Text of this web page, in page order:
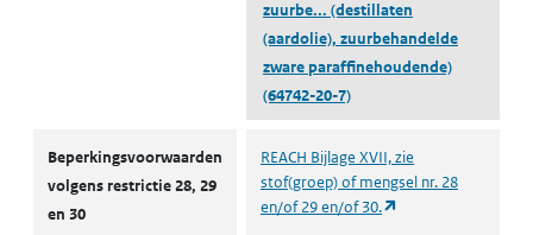
zuurbe... (destillaten
(aardolie), zuurbehandelde
zware paraffinehoudende)
(64742-20-7)
Beperkingsvoorwaarden
volgens restrictie 28, 29
en 30
REACH Bijlage XVII, zie
stof(groep) of mengsel nr. 28
en/of 29 en/of 30.